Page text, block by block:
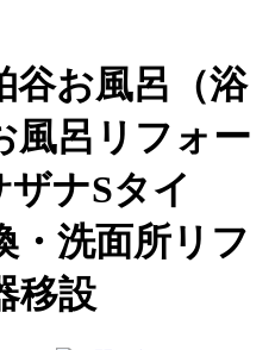
谷お風呂（浴
風呂リフォー
ナSタイ
・洗面所リフ
移設